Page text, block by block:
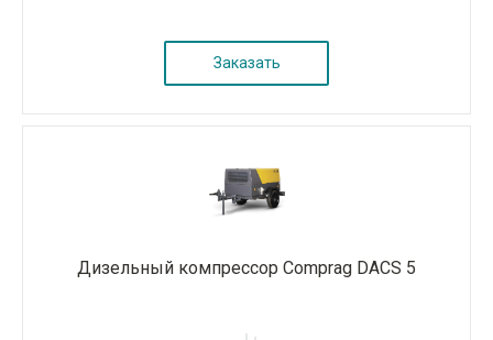
Заказать
Дизельный компрессор Comprag DACS 5